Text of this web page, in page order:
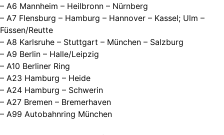
– A6 Mannheim – Heilbronn – Nürnberg
– A7 Flensburg – Hamburg – Hannover – Kassel; Ulm –
Füssen/Reutte
– A8 Karlsruhe – Stuttgart – München – Salzburg
– A9 Berlin – Halle/Leipzig
– A10 Berliner Ring
– A23 Hamburg – Heide
– A24 Hamburg – Schwerin
– A27 Bremen – Bremerhaven
– A99 Autobahnring München